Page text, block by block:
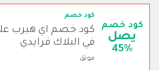
كود خصم
يصل
45%
كود خصم
كود خصم اي هيرب
في البلاك فرايدي
موثق